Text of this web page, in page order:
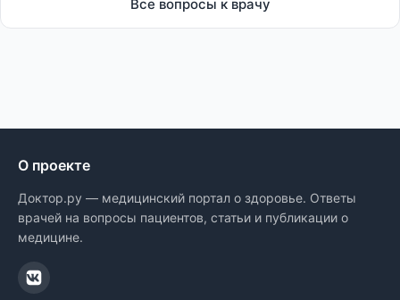
Все вопросы к врачу
О проекте
Доктор.ру — медицинский портал о здоровье. Ответы
врачей на вопросы пациентов, статьи и публикации о
медицине.